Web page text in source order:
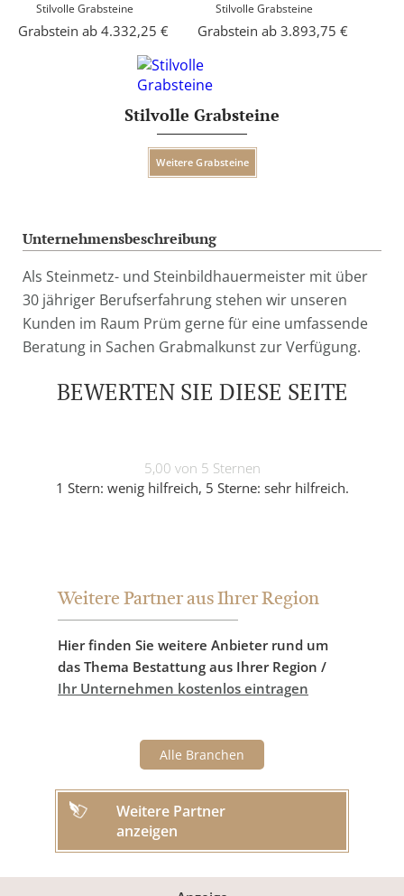
Stilvolle Grabsteine
Weitere Grabsteine
Stilvolle Grabsteine
Grabstein ab 4.332,25 €
Stilvolle Grabsteine
Grabstein ab 3.893,75 €
Unternehmensbeschreibung
Als Steinmetz- und Steinbildhauermeister mit über
30 jähriger Berufserfahrung stehen wir unseren
Kunden im Raum Prüm gerne für eine umfassende
Beratung in Sachen Grabmalkunst zur Verfügung.
BEWERTEN SIE DIESE SEITE
5,00 von 5 Sternen
1 Stern: wenig hilfreich, 5 Sterne: sehr hilfreich.
Weitere Partner aus Ihrer Region
Hier finden Sie weitere Anbieter rund um
das Thema Bestattung aus Ihrer Region /
Ihr Unternehmen kostenlos eintragen
Alle Branchen
Weitere Partner
anzeigen